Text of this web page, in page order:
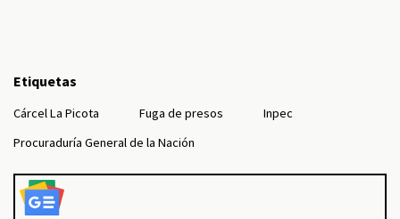
Etiquetas
Cárcel La Picota Fuga de presos
Inpec
Procuraduría General de la Nación